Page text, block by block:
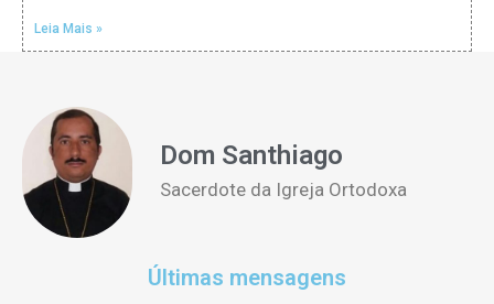
Leia Mais »
Dom Santhiago
Sacerdote da Igreja Ortodoxa
Últimas mensagens